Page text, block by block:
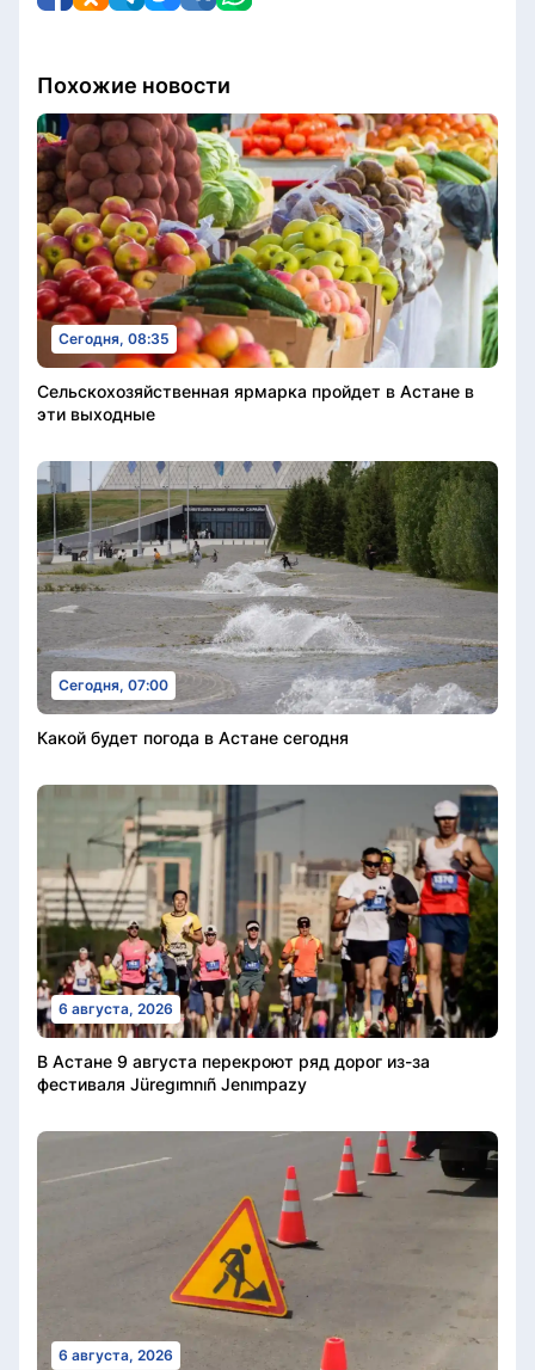
Похожие новости
Сегодня, 08:35
Сельскохозяйственная ярмарка пройдет в Астане в
эти выходные
Сегодня, 07:00
Какой будет погода в Астане сегодня
6 августа, 2026
В Астане 9 августа перекроют ряд дорог из-за
фестиваля Jüregımnıñ Jenımpazy
6 августа, 2026